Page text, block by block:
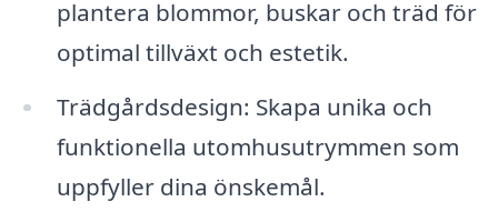
plantera blommor, buskar och träd för
optimal tillväxt och estetik.
Trädgårdsdesign: Skapa unika och
funktionella utomhusutrymmen som
uppfyller dina önskemål.